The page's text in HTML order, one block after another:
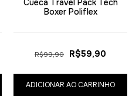
Cueca Travel Pack Tech
Boxer Poliflex
R$99,90 R$59,90
ADICIONAR AO CARRINHO